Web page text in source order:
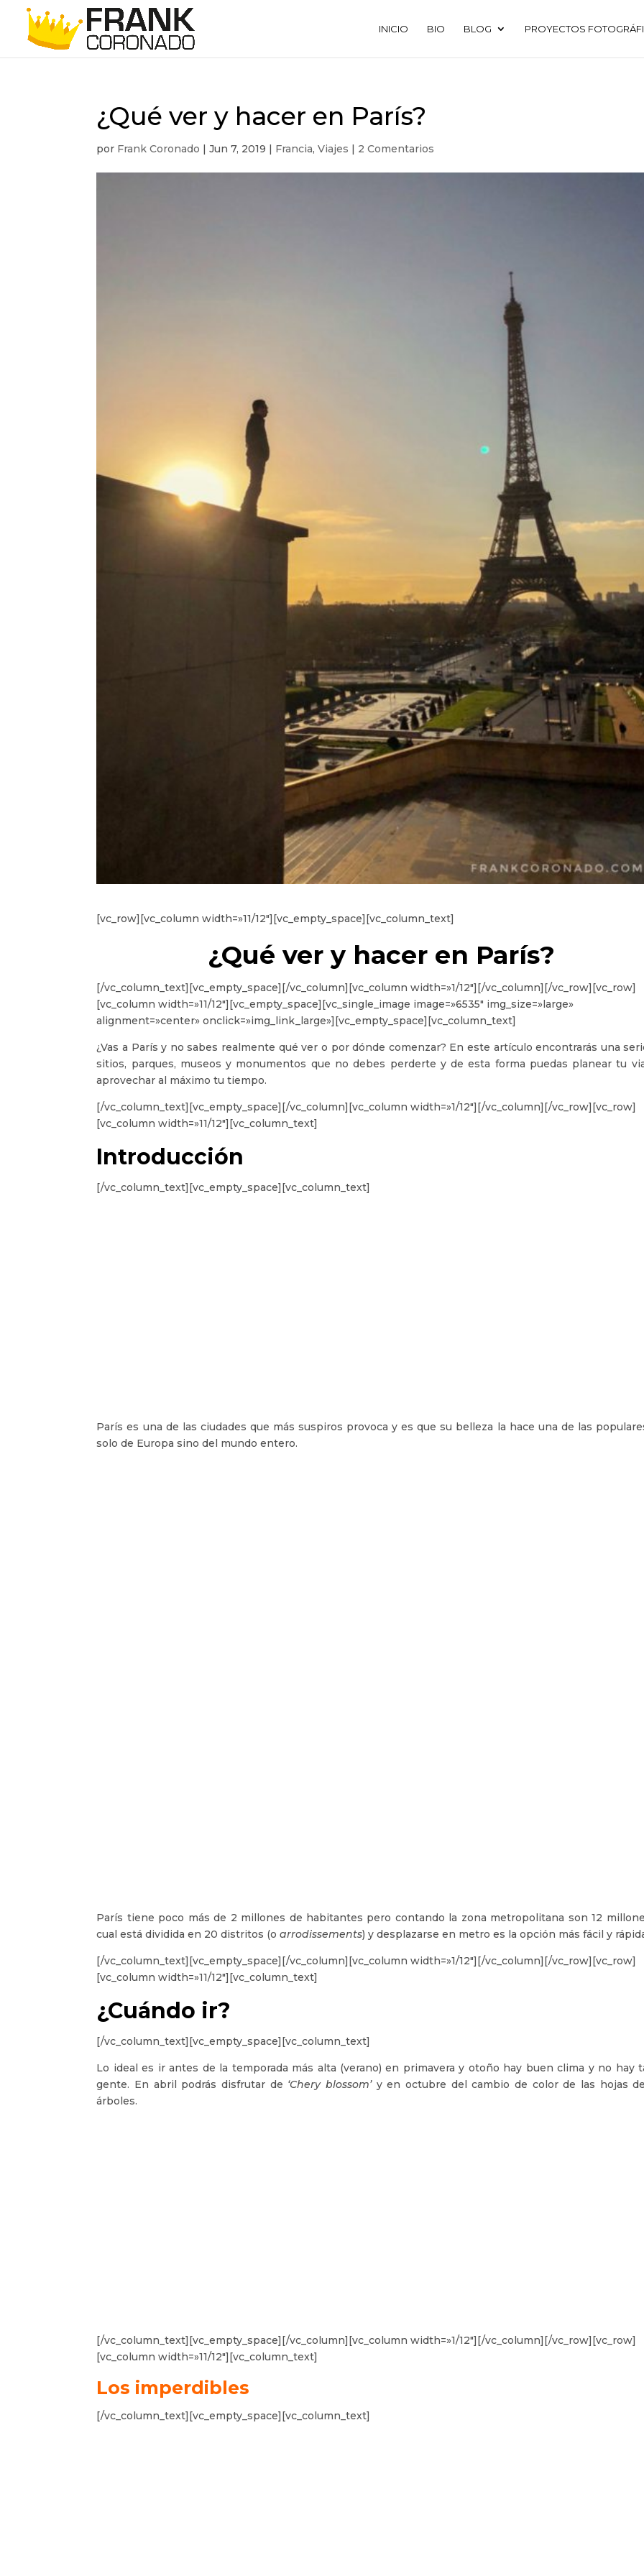
INICIO BIO BLOG PROYECTOS
¿Qué ver y hacer en París?
por Frank Coronado |Jun 7, 2019 | Francia,Viajes | 2 Comentarios
[vc_row][vc_column width=»11/12″][vc_empty_space][vc_column_text]
¿Qué ver y hacer en París?
[/vc_column_text][vc_empty_space][/vc_column][vc_column width=»1/12″][/vc_column][/vc_row][vc_row]
[vc_column width=»11/12″][vc_empty_space][vc_single_image image=»6535″ img_size=»large»
alignment=»center» onclick=»img_link_large»][vc_empty_space][vc_column_text]
¿Vas a París y no sabes realmente qué ver o por dónde comenzar? En este artículo encontrarás una
sitios, parques, museos y monumentos que no debes perderte y de esta forma puedas planear tu
aprovechar al máximo tu tiempo.
[/vc_column_text][vc_empty_space][/vc_column][vc_column width=»1/12″][/vc_column][/vc_row][vc_row]
[vc_column width=»11/12″][vc_column_text]
Introducción
[/vc_column_text][vc_empty_space][vc_column_text]
París es una de las ciudades que más suspiros provoca y es que su belleza la hace una de las
solo de Europa sino del mundo entero.
París tiene poco más de 2 millones de habitantes pero contando la zona metropolitana son 12
cual está dividida en 20 distritos (oarrodissements) y desplazarse en metro es la opción más fácil y
[/vc_column_text][vc_empty_space][/vc_column][vc_column width=»1/12″][/vc_column][/vc_row][vc_row]
[vc_column width=»11/12″][vc_column_text]
¿Cuándo ir?
[/vc_column_text][vc_empty_space][vc_column_text]
Lo ideal es ir antes de la temporada más alta (verano) en primavera y otoño hay buen clima y no hay
gente. En abril podrás disfrutar de ‘Chery blossom’y en octubre del cambio de color de las hojas
árboles.
[/vc_column_text][vc_empty_space][/vc_column][vc_column width=»1/12″][/vc_column][/vc_row][vc_row]
[vc_column width=»11/12″][vc_column_text]
Los imperdibles
[/vc_column_text][vc_empty_space][vc_column_text]